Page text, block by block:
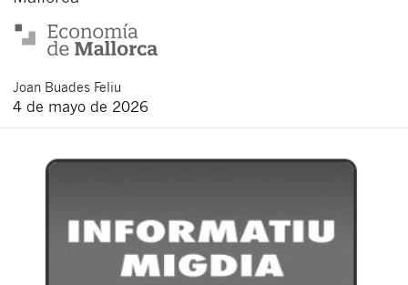
Joan Buades Feliu
4 de mayo de 2026